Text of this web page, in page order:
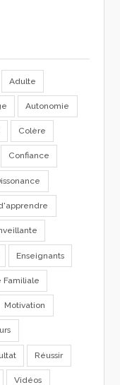
Adulte
Autonomie
Colère
Confiance
Enseignants
Familiale
Motivation
Réussir
Vidéos